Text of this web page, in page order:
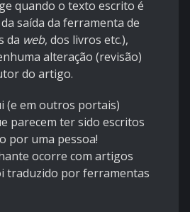
quando o texto escrito é
saída da ferramenta de
da web, dos livros etc.),
alteração (revisão)
do artigo.
(e em outros portais)
parecem ter sido escritos
por uma pessoa!
ocorre com artigos
traduzido por ferramentas